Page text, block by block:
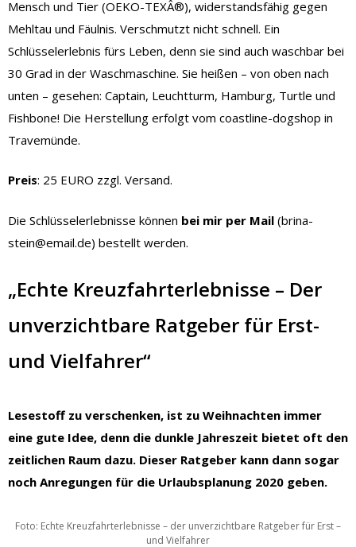
Mensch und Tier (OEKO-TEXÂ®), widerstandsfähig gegen
Mehltau und Fäulnis. Verschmutzt nicht schnell. Ein
Schlüsselerlebnis fürs Leben, denn sie sind auch waschbar bei
30 Grad in der Waschmaschine. Sie heißen – von oben nach
unten – gesehen: Captain, Leuchtturm, Hamburg, Turtle und
Fishbone! Die Herstellung erfolgt vom coastline-dogshop in
Travemünde.
Preis: 25 EURO zzgl. Versand.
Die Schlüsselerlebnisse können bei mir per Mail (brina-
stein@email.de) bestellt werden.
„Echte Kreuzfahrterlebnisse – Der
unverzichtbare Ratgeber für Erst-
und Vielfahrer“
Lesestoff zu verschenken, ist zu Weihnachten immer
eine gute Idee, denn die dunkle Jahreszeit bietet oft den
zeitlichen Raum dazu. Dieser Ratgeber kann dann sogar
noch Anregungen für die Urlaubsplanung 2020 geben.
Foto: Echte Kreuzfahrterlebnisse – der unverzichtbare Ratgeber für Erst –
und Vielfahrer